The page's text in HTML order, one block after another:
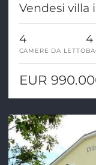
Vendesi villa
4
CAMERE DA LETTO
4
EUR